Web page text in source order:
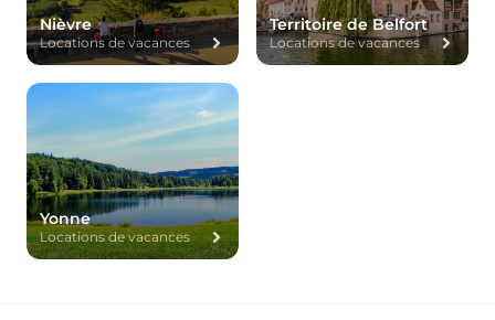
Nièvre
Locations de vacances
Territoire de Belfort
Locations de vacances
Yonne
Locations de vacances